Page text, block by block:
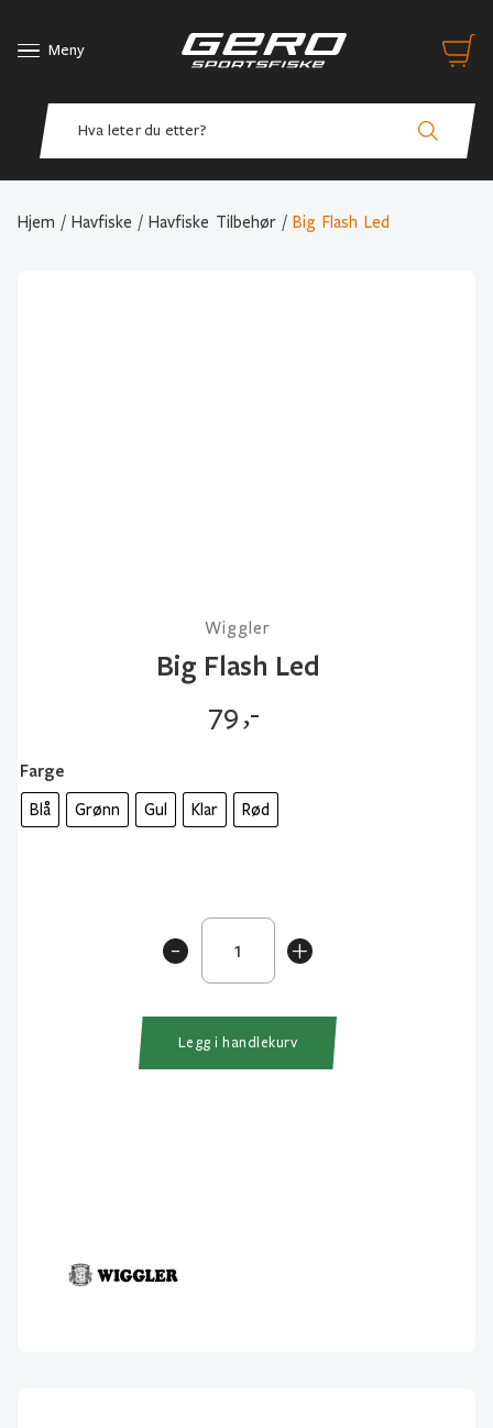
Meny
Hjem / Havfiske / Havfiske Tilbehør / Big Flash Led
Wiggler
Big Flash Led
79,-
Farge
Blå Grønn Gul Klar Rød
+
Flash
Led
-
Legg i handlekurv